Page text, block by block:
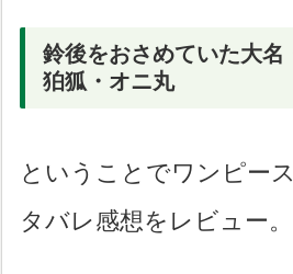
鈴後をおさめていた大名
狛狐・オニ丸
ということでワンピー
タバレ感想をレビュー。